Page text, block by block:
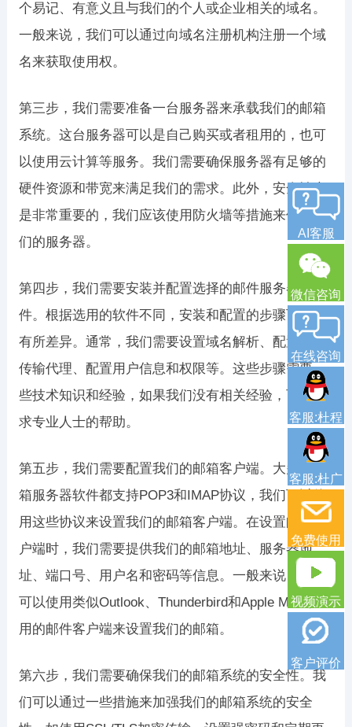
个易记、有意义且与我们的个人或企业相关的域名。
一般来说，我们可以通过向域名注册机构注册一个域
名来获取使用权。
第三步，我们需要准备一台服务器来承载我们的邮箱
系统。这台服务器可以是自己购买或者租用的，也可
以使用云计算等服务。我们需要确保服务器有足够的
硬件资源和带宽来满足我们的需求。此外，安全性也
是非常重要的，我们应该使用防火墙等措施来保护我
们的服务器。
第四步，我们需要安装并配置选择的邮件服务器软
件。根据选用的软件不同，安装和配置的步骤可能会
有所差异。通常，我们需要设置域名解析、配置邮件
传输代理、配置用户信息和权限等。这些步骤需要一
些技术知识和经验，如果我们没有相关经验，可以寻
求专业人士的帮助。
第五步，我们需要配置我们的邮箱客户端。大多数邮
箱服务器软件都支持POP3和IMAP协议，我们可以使
用这些协议来设置我们的邮箱客户端。在设置邮箱客
户端时，我们需要提供我们的邮箱地址、服务器地
址、端口号、用户名和密码等信息。一般来说，我们
可以使用类似Outlook、Thunderbird和Apple Mail等常
用的邮件客户端来设置我们的邮箱。
第六步，我们需要确保我们的邮箱系统的安全性。我
们可以通过一些措施来加强我们的邮箱系统的安全
AI客服
微信咨询
在线咨询
客服:杜程
客服:杜广
免费使用
视频演示
客户评价